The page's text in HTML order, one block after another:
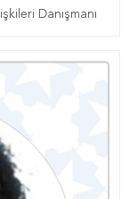
Danışmanı